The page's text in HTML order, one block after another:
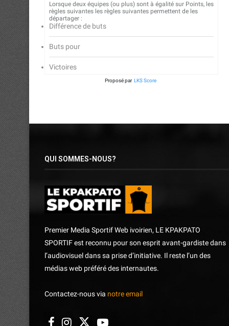
Lorsque deux équipes (ou plus) sont à égalité sur Points, les
règles suivantes les règles suivantes permettent de les
départager :
Différence de buts
Buts pour
Victoires
Proposé par LKS Score
QUI SOMMES-NOUS?
Premier Media Sportif Web ivoirien, LE KPAKPATO
SPORTIF est reconnu pour son esprit avant-gardiste dans
l’audiovisuel dans sa prise d’initiative. Il reste l’un des
médias web préféré des internautes.
Contactez-nous via notre email